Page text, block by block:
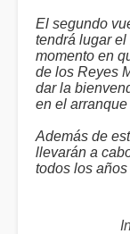
El segundo
tendrá lugar
momento en
de los Reyes
dar la
en el
Además de
llevarán a
todos los